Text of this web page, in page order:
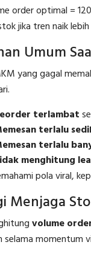
order optimal =
jika tren naik
Umum
yang gagal
terlambat
terlalu
terlalu
menghitung
pola viral,
Menjaga
volume
selama momentum